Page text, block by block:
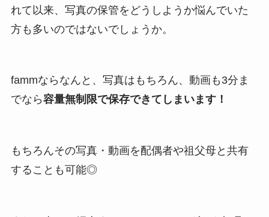
れて以来、写真の保管をどうしようか悩んでいた
方も多いのではないでしょうか。
fammならなんと、写真はもちろん、動画も3分ま
でなら容量無制限で保存できてしまいます！
もちろんその写真・動画を配偶者や祖父母と共有
することも可能◎